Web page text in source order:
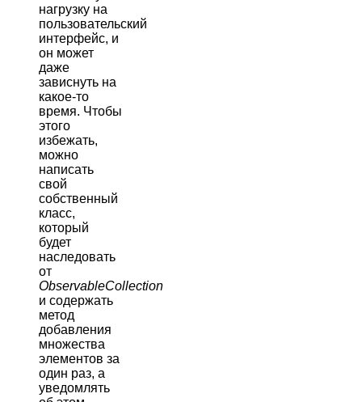
нагрузку на
пользовательский
интерфейс, и
он может
даже
зависнуть на
какое-то
время. Чтобы
этого
избежать,
можно
написать
свой
собственный
класс,
который
будет
наследовать
от
ObservableCollection
и содержать
метод
добавления
множества
элементов за
один раз, а
уведомлять